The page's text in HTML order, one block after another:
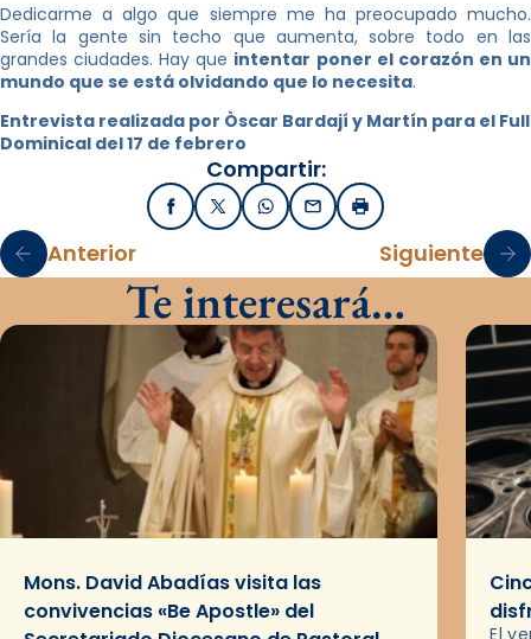
Dedicarme a algo que siempre me ha preocupado mucho.
Sería la gente sin techo que aumenta, sobre todo en las
grandes ciudades. Hay que intentar poner el corazón en un
mundo que se está olvidando que lo necesita.
Entrevista realizada por Òscar Bardají y Martín para el Full
Dominical del 17 de febrero
Compartir:
FacebookX / TwitterWhatsApp
EmailImprimir
Anterior Siguiente
Te interesará…
Mons. David Abadías visita las
convivencias «Be Apostle» del
El